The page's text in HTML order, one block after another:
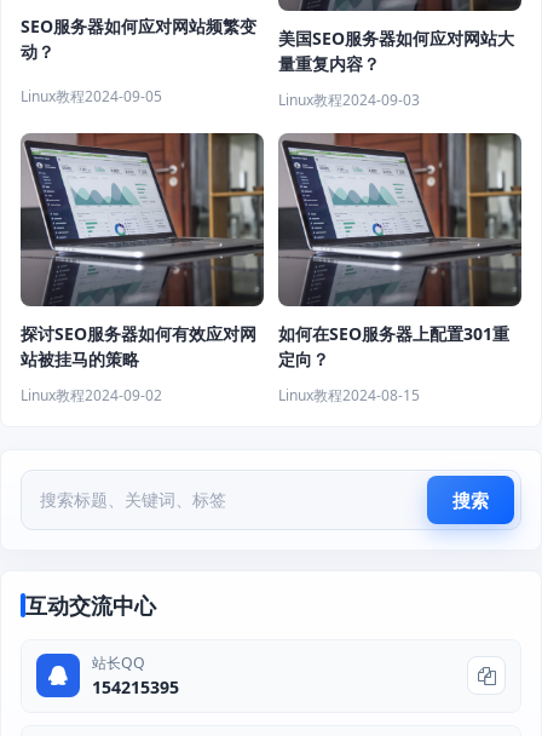
SEO服务器如何应对网站频繁变
动？
Linux教程2024-09-05
美国SEO服务器如何应对网站大
量重复内容？
Linux教程2024-09-03
探讨SEO服务器如何有效应对网
站被挂马的策略
Linux教程2024-09-02
如何在SEO服务器上配置301重
定向？
Linux教程2024-08-15
搜索
互动交流中心
站长QQ
154215395